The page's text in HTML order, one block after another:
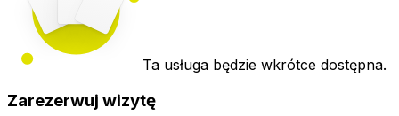
Ta usługa będzie wkrótce dostępna.
Zarezerwuj wizytę